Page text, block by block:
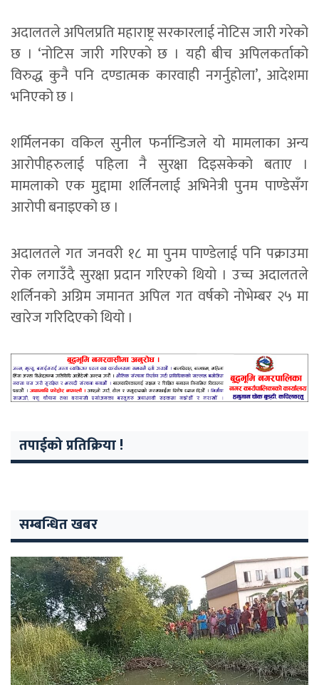
अदालतले अपिलप्रति महाराष्ट्र सरकारलाई नोटिस जारी गरेको
छ । ‘नोटिस जारी गरिएको छ । यही बीच अपिलकर्ताको
विरुद्ध कुनै पनि दण्डात्मक कारवाही नगर्नुहोला’, आदेशमा
भनिएको छ ।
शर्मिलनका वकिल सुनील फर्नान्डिजले यो मामलाका अन्य
आरोपीहरुलाई पहिला नै सुरक्षा दिइसकेको बताए ।
मामलाको एक मुद्दामा शर्लिनलाई अभिनेत्री पुनम पाण्डेसँग
आरोपी बनाइएको छ ।
अदालतले गत जनवरी १८ मा पुनम पाण्डेलाई पनि पक्राउमा
रोक लगाउँदै सुरक्षा प्रदान गरिएको थियो । उच्च अदालतले
शर्लिनको अग्रिम जमानत अपिल गत वर्षको नोभेम्बर २५ मा
खारेज गरिदिएको थियो ।
तपाईको प्रतिक्रिया !
सम्बन्धित खबर